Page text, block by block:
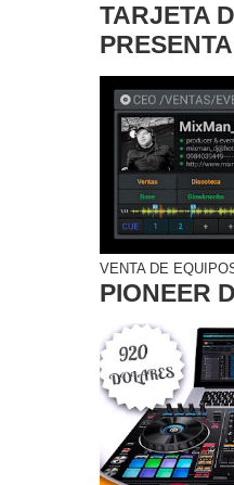
TARJETA
VENTA DE
PIONEER